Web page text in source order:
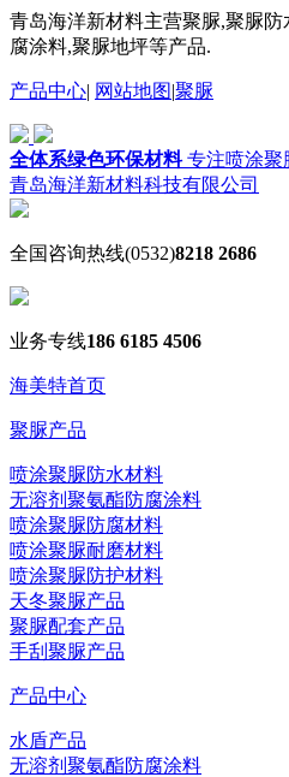
青岛海洋新材料主营聚脲,聚脲
腐涂料,聚脲地坪等产品.
产品中心| 网站地图|聚脲
全体系绿色环保材料专注喷涂聚
青岛海洋新材料科技有限公司
全国咨询热线(0532)8218 2686
业务专线186 6185 4506
海美特首页
聚脲产品
喷涂聚脲防水材料
无溶剂聚氨酯防腐涂料
喷涂聚脲防腐材料
喷涂聚脲耐磨材料
喷涂聚脲防护材料
天冬聚脲产品
聚脲配套产品
手刮聚脲产品
产品中心
水盾产品
无溶剂聚氨酯防腐涂料